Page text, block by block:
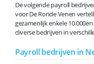
De volgende payroll
voor De Ronde Venen
gezamenlijk enkele
diverse bedrijven in
Payroll bedrijven in